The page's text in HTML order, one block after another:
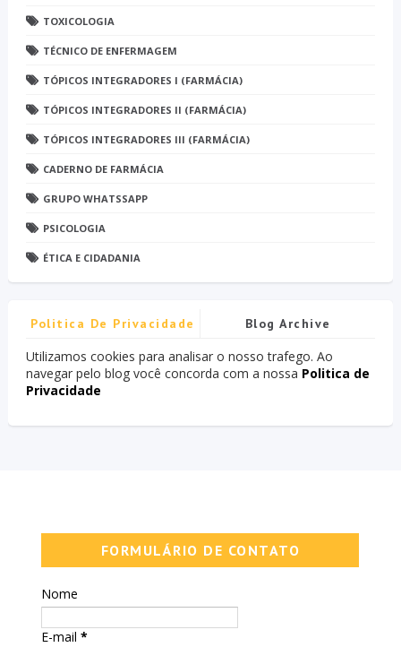
TOXICOLOGIA
TÉCNICO DE ENFERMAGEM
TÓPICOS INTEGRADORES I (FARMÁCIA)
TÓPICOS INTEGRADORES II (FARMÁCIA)
TÓPICOS INTEGRADORES III (FARMÁCIA)
CADERNO DE FARMÁCIA
GRUPO WHATSSAPP
PSICOLOGIA
ÉTICA E CIDADANIA
Politica De Privacidade Blog Archive
Utilizamos cookies para analisar o nosso trafego. Ao
navegar pelo blog você concorda com a nossa Politica de
Privacidade
FORMULÁRIO DE CONTATO
Nome
E-mail*